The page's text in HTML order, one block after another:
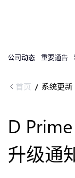
公司动态 重要通告
首页 / 系统更新
D
升级通